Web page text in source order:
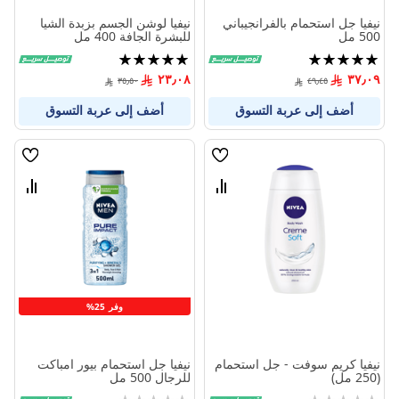
نيفيا جل استحمام بالفرانجيباني
500 مل
تقييم:
100%
٣٧٫٠٩ ٤٩٫٤٥
أضف إلى عربة التسوق
نيفيا لوشن الجسم بزبدة الشيا
للبشرة الجافة 400 مل
تقييم:
100%
٢٣٫٠٨ ٣٥٫٥٠
أضف إلى عربة التسوق
قائمة
قارن
نيفيا كريم سوفت - جل استحمام
(250 مل)
وفر 25%
قائمة
قارن
نيفيا جل استحمام بيور امباكت
للرجال 500 مل